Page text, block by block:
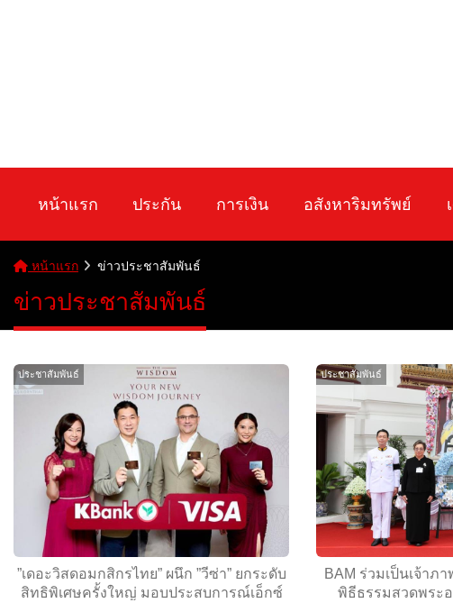
หน้าแรก ประกัน การเงิน อสังหาริมทรัพย์
หน้าแรก ข่าวประชาสัมพันธ์
ข่าวประชาสัมพันธ์
ประชาสัมพันธ์
”เดอะวิสดอมกสิกรไทย” ผนึก ”วีซ่า” ยกระดับ
สิทธิพิเศษครั้งใหญ่ มอบประสบการณ์เอ็กซ์
ประชาสัมพันธ์
BAM ร่วมเป็นเจ้าภ
พิธีธรรมสวดพระ